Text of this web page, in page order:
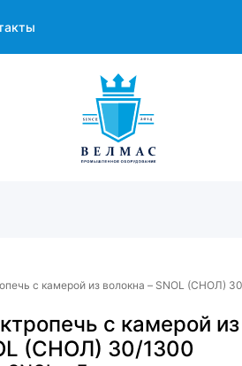
с камерой из волокна – SNOL (СНОЛ)
с камерой
(СНОЛ) 30/1300